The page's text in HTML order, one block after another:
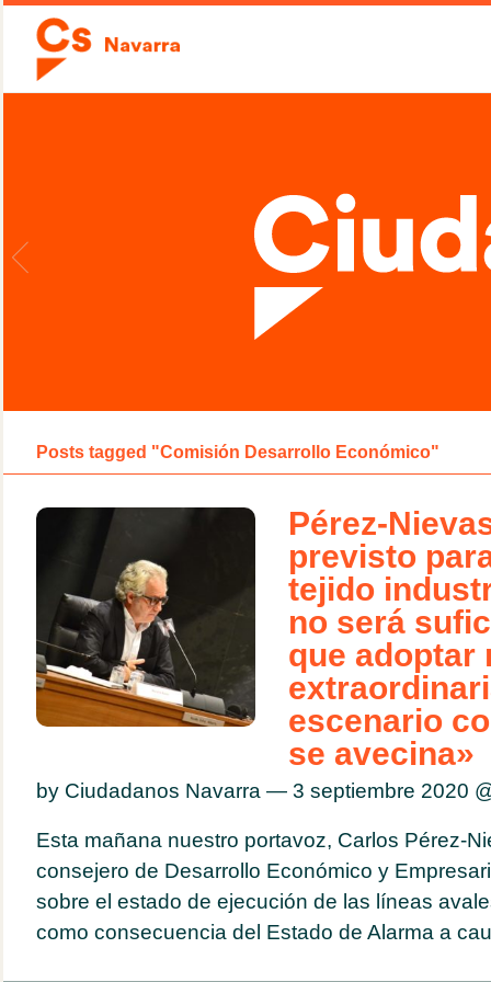
Posts tagged "Comisión Desarrollo Económico"
Pérez-
previsto
tejido
no será
que adoptar
escenario
se avecina»
by Ciudadanos Navarra — 3 septiembre 2020
Esta mañana nuestro portavoz, Carlos Pérez-
consejero de Desarrollo Económico y
sobre el estado de ejecución de las líneas
como consecuencia del Estado de Alarma a